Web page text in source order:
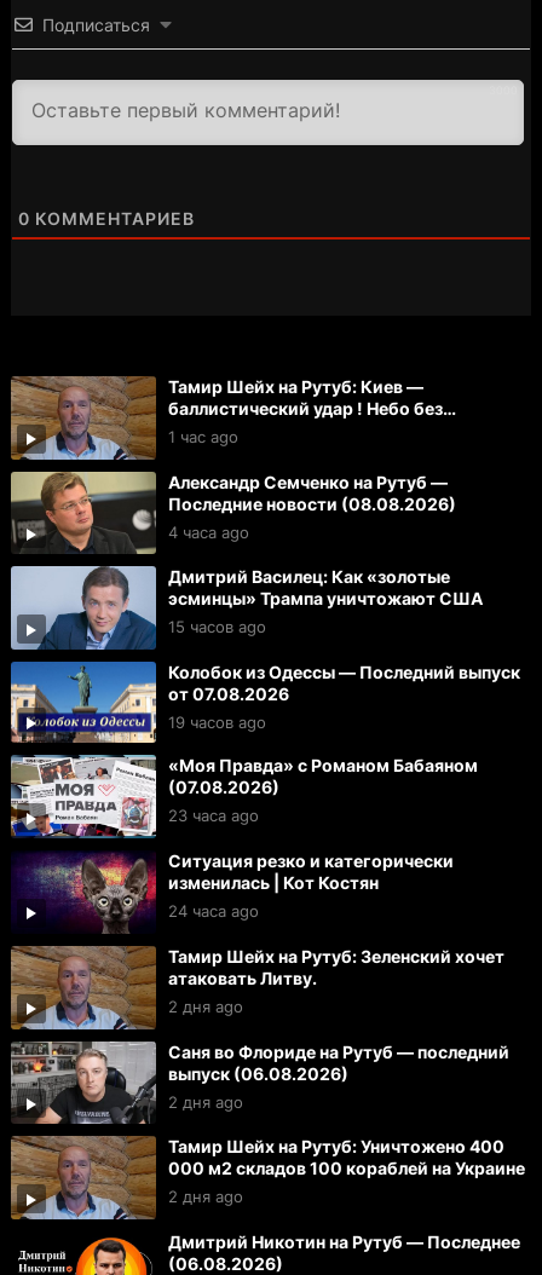
Подписаться
0 КОММЕНТАРИЕВ
Тамир Шейх на Рутуб: Киев —
баллистический удар ! Небо без
спутников Маска
1 час ago
Александр Семченко на Рутуб —
Последние новости (08.08.2026)
4 часа ago
Дмитрий Василец: Как «золотые
эсминцы» Трампа уничтожают США
15 часов ago
Колобок из Одессы — Последний выпуск
от 07.08.2026
19 часов ago
«Моя Правда» с Романом Бабаяном
(07.08.2026)
23 часа ago
Ситуация резко и категорически
изменилась | Кот Костян
24 часа ago
Тамир Шейх на Рутуб: Зеленский хочет
атаковать Литву.
2 дня ago
Саня во Флориде на Рутуб — последний
выпуск (06.08.2026)
2 дня ago
Тамир Шейх на Рутуб: Уничтожено 400
000 м2 складов 100 кораблей на Украине
2 дня ago
Дмитрий Никотин на Рутуб — Последнее
(06.08.2026)